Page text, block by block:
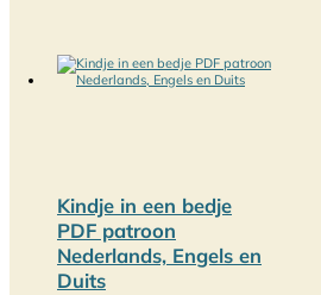
Kindje in een bedje
PDF patroon
Nederlands, Engels en
Duits